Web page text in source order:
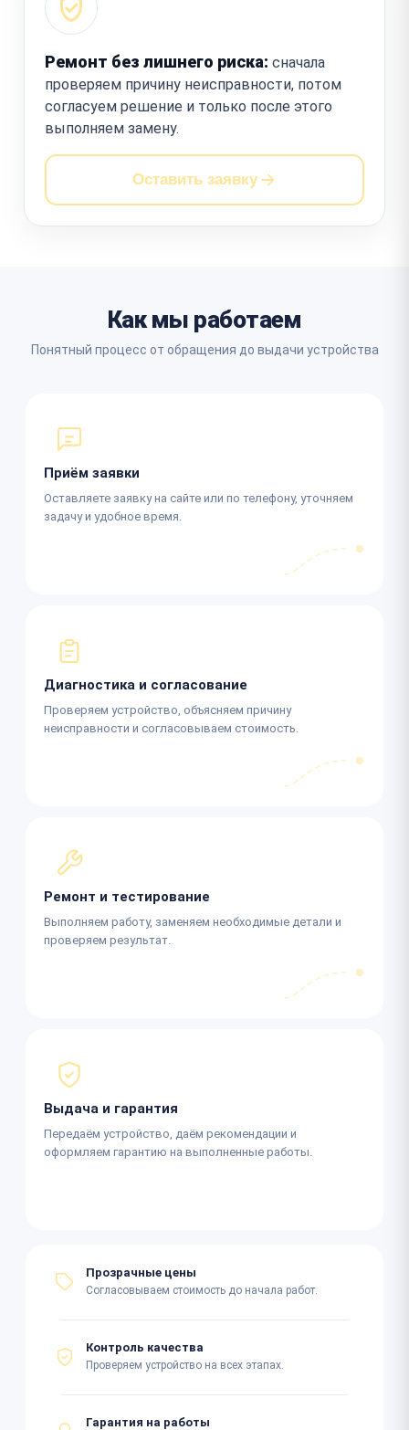
Ремонт без лишнего риска: сначала
проверяем причину неисправности, потом
согласуем решение и только после этого
выполняем замену.
Оставить заявку
Как мы работаем
Понятный процесс от обращения до выдачи устройства
Приём заявки
Оставляете заявку на сайте или по телефону, уточняем
задачу и удобное время.
Диагностика и согласование
Проверяем устройство, объясняем причину
неисправности и согласовываем стоимость.
Ремонт и тестирование
Выполняем работу, заменяем необходимые детали и
проверяем результат.
Выдача и гарантия
Передаём устройство, даём рекомендации и
оформляем гарантию на выполненные работы.
Прозрачные цены
Согласовываем стоимость до начала работ.
Контроль качества
Проверяем устройство на всех этапах.
Гарантия на работы